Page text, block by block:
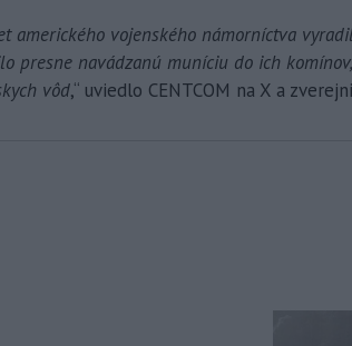
amerického vojenského námorníctva
presne navádzanú muníciu do ich
vôd,“ uviedlo CENTCOM na X a